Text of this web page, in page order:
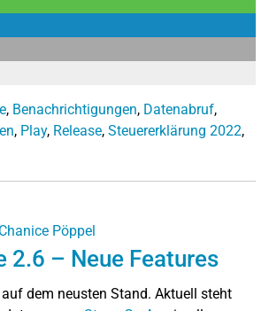
, Benachrichtigungen, Datenabruf,
, Play, Release, Steuererklärung 2022,
Chanice Pöppel
2.6 – Neue Features
dem neusten Stand. Aktuell steht